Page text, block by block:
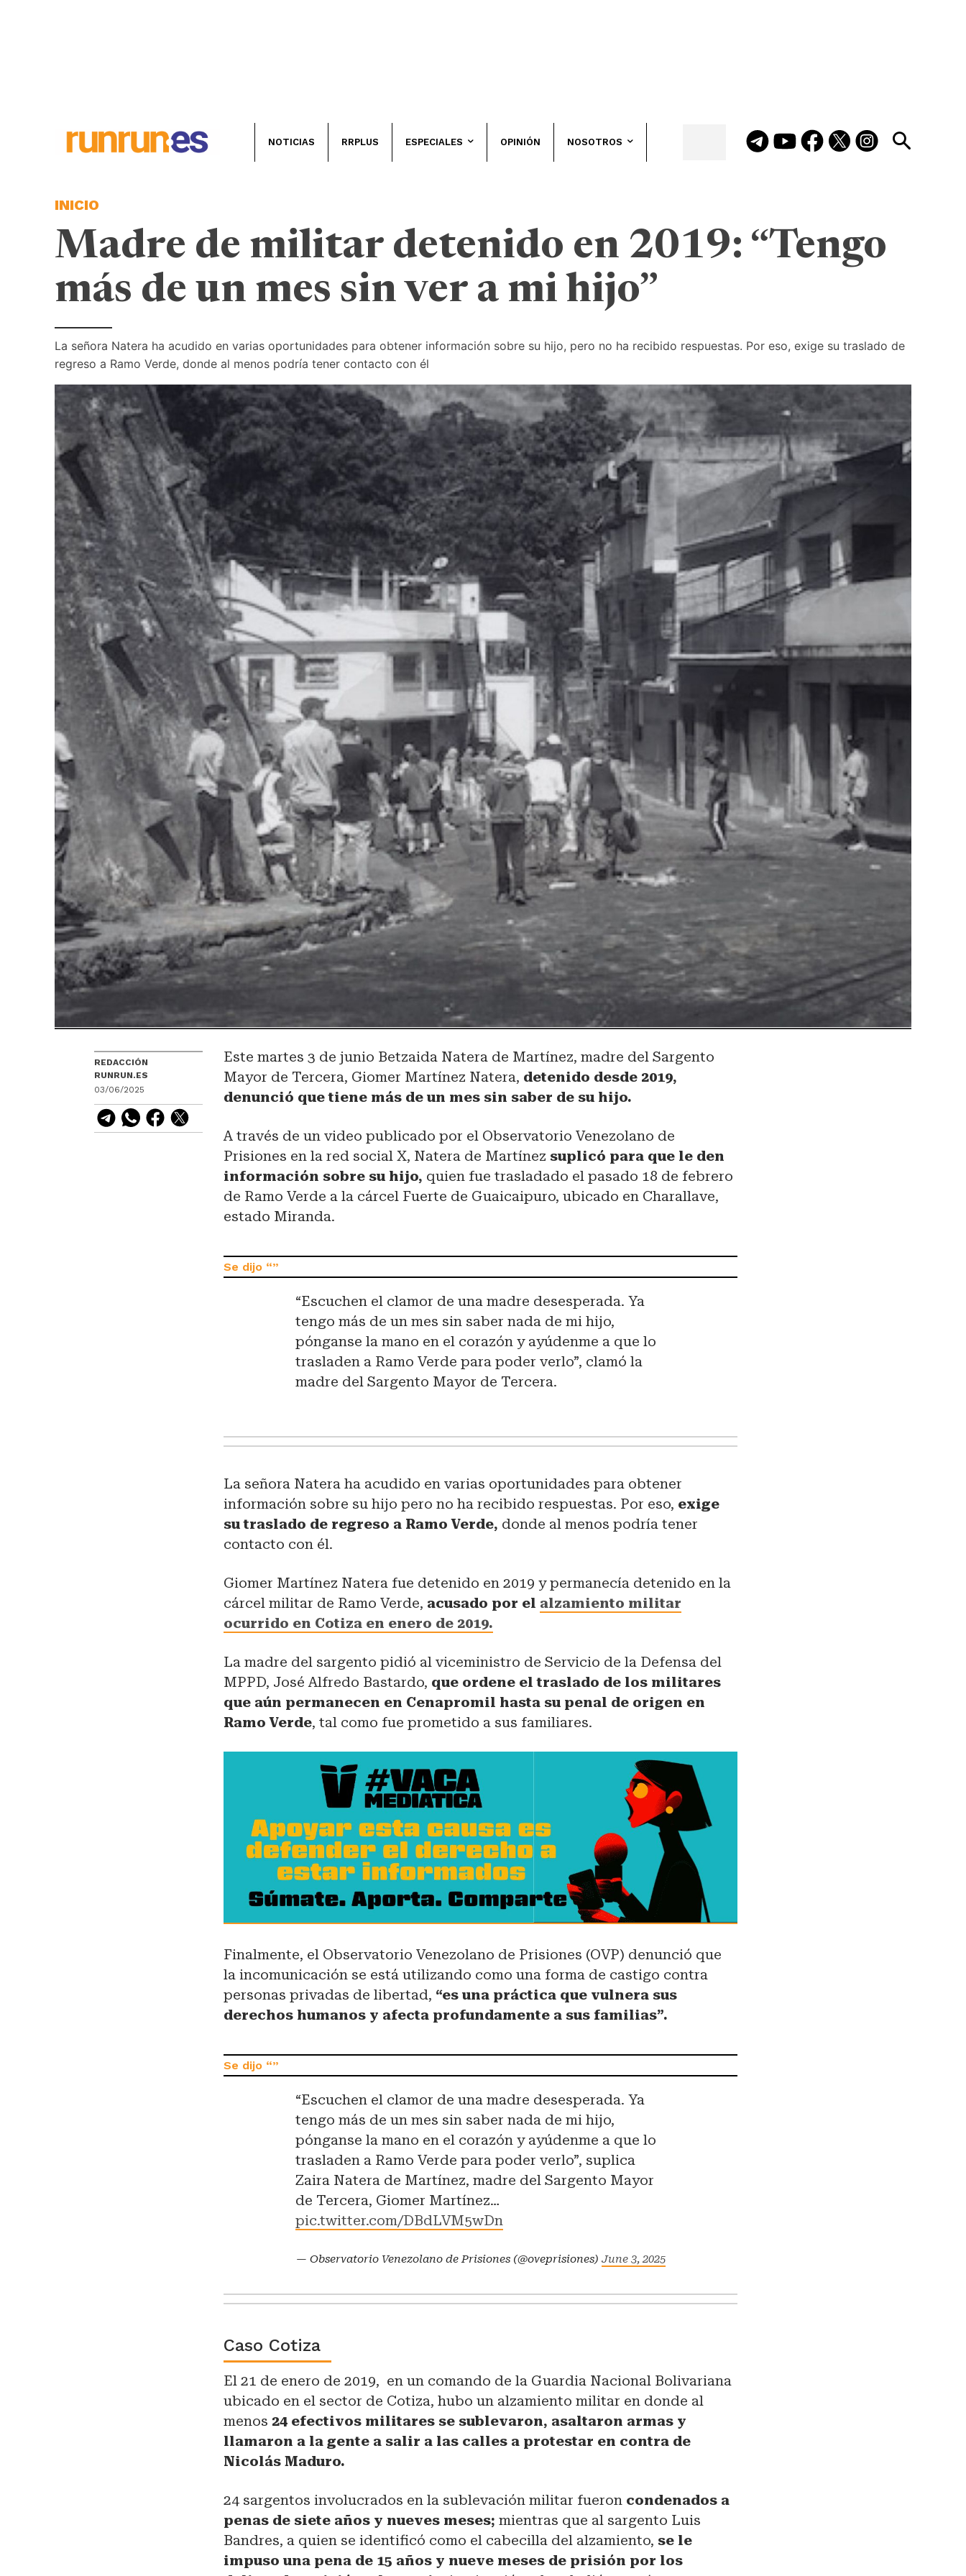
NOTICIAS RRPLUS ESPECIALES OPINIÓN NOSOTROS
INICIO
Madre de militar detenido en 2019: “Tengo
más de un mes sin ver a mi hijo”
La señora Natera ha acudido en varias oportunidades para obtener información sobre su hijo, pero no ha recibido respuestas. Por eso, exige su traslado de
regreso a Ramo Verde, donde al menos podría tener contacto con él
REDACCIÓN
RUNRUN.ES
03/06/2025
Este martes 3 de junio Betzaida Natera de Martínez, madre del Sargento
Mayor de Tercera, Giomer Martínez Natera, detenido desde 2019,
denunció que tiene más de un mes sin saber de su hijo.
A través de un video publicado por el Observatorio Venezolano de
Prisiones en la red social X, Natera de Martínez suplicó para que le den
información sobre su hijo, quien fue trasladado el pasado 18 de febrero
de Ramo Verde a la cárcel Fuerte de Guaicaipuro, ubicado en Charallave,
estado Miranda.
“Escuchen el clamor de una madre desesperada. Ya
tengo más de un mes sin saber nada de mi hijo,
pónganse la mano en el corazón y ayúdenme a que lo
trasladen a Ramo Verde para poder verlo”, clamó la
madre del Sargento Mayor de Tercera.
La señora Natera ha acudido en varias oportunidades para obtener
información sobre su hijo pero no ha recibido respuestas. Por eso, exige
su traslado de regreso a Ramo Verde, donde al menos podría tener
contacto con él.
Giomer Martínez Natera fue detenido en 2019 y permanecía detenido en la
cárcel militar de Ramo Verde, acusado por el alzamiento militar
ocurrido en Cotiza en enero de 2019.
La madre del sargento pidió al viceministro de Servicio de la Defensa del
MPPD, José Alfredo Bastardo, que ordene el traslado de los militares
que aún permanecen en Cenapromil hasta su penal de origen en
Ramo Verde, tal como fue prometido a sus familiares.
Finalmente, el Observatorio Venezolano de Prisiones (OVP) denunció que
la incomunicación se está utilizando como una forma de castigo contra
personas privadas de libertad, “es una práctica que vulnera sus
derechos humanos y afecta profundamente a sus familias”.
“Escuchen el clamor de una madre desesperada. Ya
tengo más de un mes sin saber nada de mi hijo,
pónganse la mano en el corazón y ayúdenme a que lo
trasladen a Ramo Verde para poder verlo”, suplica
Zaira Natera de Martínez, madre del Sargento Mayor
de Tercera, Giomer Martínez…
pic.twitter.com/DBdLVM5wDn
— Observatorio Venezolano de Prisiones (@oveprisiones) June 3, 2025
Caso Cotiza
El 21 de enero de 2019, en un comando de la Guardia Nacional Bolivariana
ubicado en el sector de Cotiza, hubo un alzamiento militar en donde al
menos 24 efectivos militares se sublevaron, asaltaron armas y
llamaron a la gente a salir a las calles a protestar en contra de
Nicolás Maduro.
24 sargentos involucrados en la sublevación militar fueron condenados a
penas de siete años y nueves meses; mientras que al sargento Luis
Bandres, a quien se identificó como el cabecilla del alzamiento, se le
impuso una pena de 15 años y nueve meses de prisión por los